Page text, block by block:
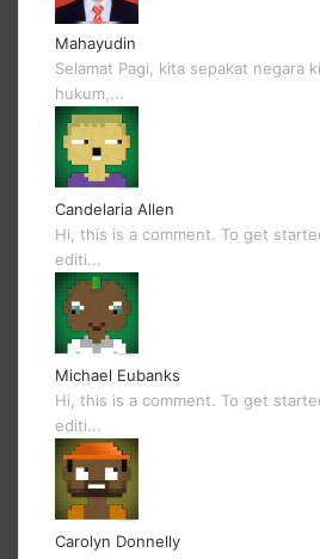
Mahayudin
Selamat Pagi, kita sepakat negara
hukum,...
Candelaria Allen
Hi, this is a comment. To get
editi...
Michael Eubanks
Hi, this is a comment. To get
editi...
Carolyn Donnelly